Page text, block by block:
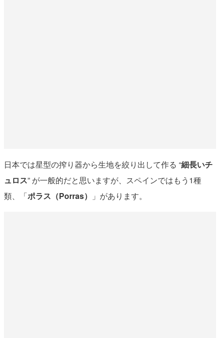
日本では星型の搾り器から生地を絞り出して作る “細長いチ
ュロス” が一般的だと思いますが、スペインではもう1種
類、「ポラス（Porras） 」があります。